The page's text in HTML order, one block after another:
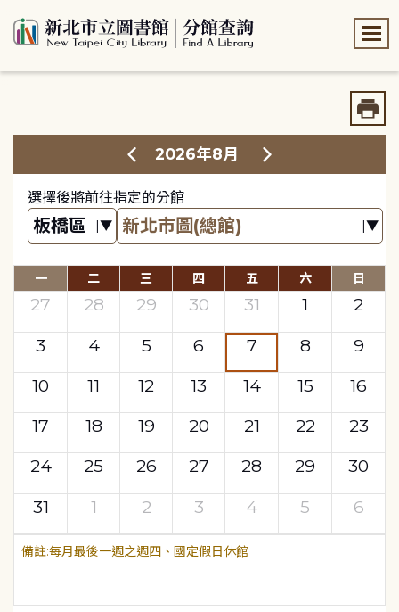
2026年8月
選擇後將前往指定的分館
一 二 三 四 五 六 日
27 28 29 30 31 1
2
3
4 5 6 7 8
9
10
11 12 13 14 15
16
17
18 19 20 21 22
23
24
25 26 27 28 29
30
31
1 2 3 4 5 6
每月最後一週之週四、國定假日休館